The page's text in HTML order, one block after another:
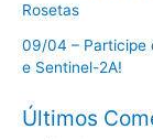
Rosetas
09/04 – Participe
e Sentinel-2A!
Últimos